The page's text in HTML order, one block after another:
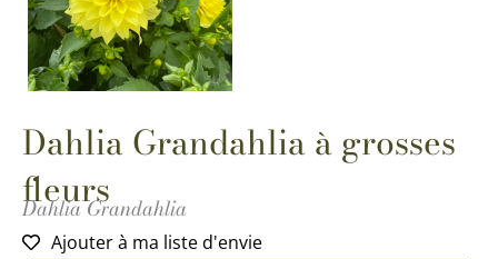
Dahlia Grandahlia à grosses
fleurs
Dahlia Grandahlia
Ajouter à ma liste d'envie